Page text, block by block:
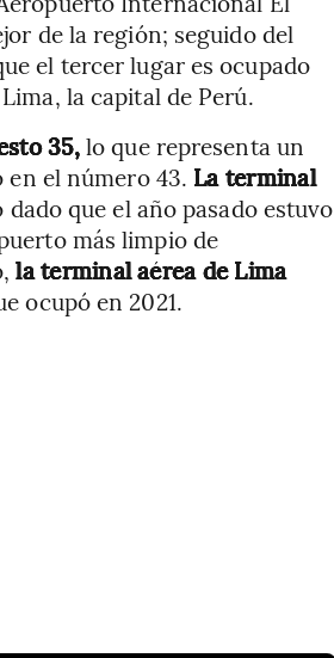
de la región; seguido del
el tercer lugar es ocupado
la capital de Perú.
35,lo que representa un
en el número 43. La terminal
que el año pasado estuvo
más limpio de
la terminal aérea de Lima
ocupó en 2021.